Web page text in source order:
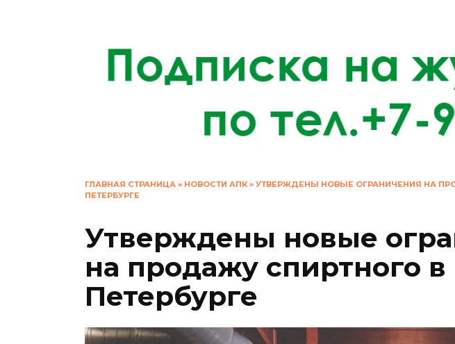
ГЛАВНАЯ СТРАНИЦА » НОВОСТИ АПК » УТВЕРЖДЕНЫ НОВЫЕ ОГРАНИЧЕНИЯ НА
ПЕТЕРБУРГЕ
Утверждены новые
на продажу спиртного в
Петербурге